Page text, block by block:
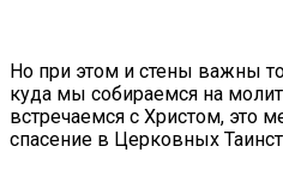
Но при этом и стены важны
куда мы собираемся на
встречаемся с Христом, это
спасение в Церковных